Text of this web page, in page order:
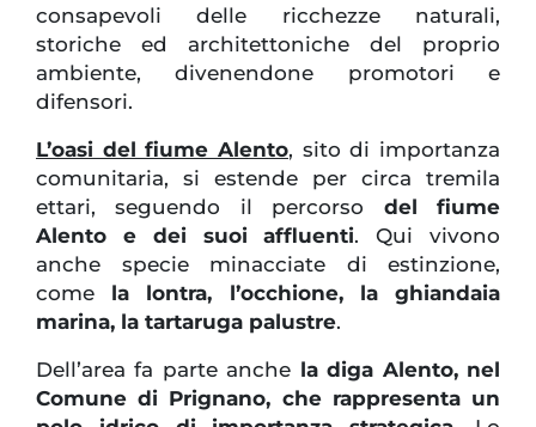
consapevoli delle ricchezze naturali,
storiche ed architettoniche del proprio
ambiente, divenendone promotori e
difensori.
L’oasi del fiume Alento, sito di importanza
comunitaria, si estende per circa tremila
ettari, seguendo il percorso del fiume
Alento e dei suoi affluenti. Qui vivono
anche specie minacciate di estinzione,
come la lontra, l’occhione, la ghiandaia
marina, la tartaruga palustre.
Dell’area fa parte anche la diga Alento, nel
Comune di Prignano, che rappresenta un